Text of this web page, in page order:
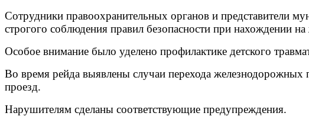
Сотрудники правоохранительных органов и представители
строгого соблюдения правил безопасности при нахождении
Особое внимание было уделено профилактике детского
Во время рейда выявлены случаи перехода
проезд.
Нарушителям сделаны соответствующие предупреждения.